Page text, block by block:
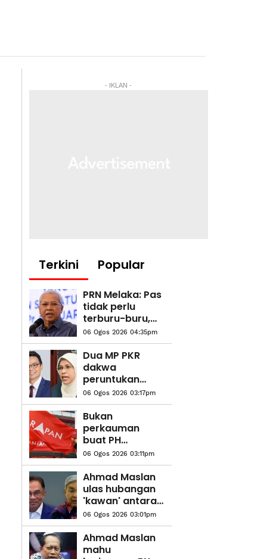
- IKLAN -
Terkini Popular
PRN Melaka: Pas
tidak perlu
terburu-buru,
serah agihan
kerusi kepada
pucuk pimpinan
parti - Annuar
Musa
06 Ogos 2026 04:35pm
Dua MP PKR
dakwa
peruntukan
kawasan
disekat, hak
rakyat terjejas
06 Ogos 2026 03:17pm
Bukan
perkauman
buat PH
kecundang
tetapi ideologi
dan nilai
06 Ogos 2026 03:11pm
Ahmad Maslan
ulas hubangan
'kawan' antara
Anwar, Zahid
Hamidi
06 Ogos 2026 03:01pm
Ahmad Maslan
mahu